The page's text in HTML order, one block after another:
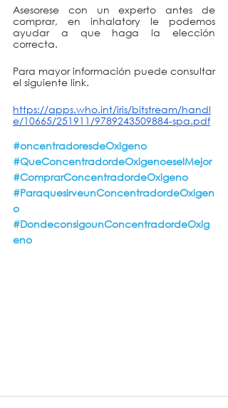
Asesorese con un experto antes de
comprar, en inhalatory le podemos
ayudar a que haga la elección
correcta.
Para mayor información puede consultar
el siguiente link.
https://apps.who.int/iris/bitstream/handl
e/10665/251911/9789243509884-spa.pdf
#oncentradoresdeOxigeno
#QueConcentradordeOxigenoeselMejor
#ComprarConcentradordeOxigeno
#ParaquesirveunConcentradordeOxigen
o
#DondeconsigounConcentradordeOxig
eno